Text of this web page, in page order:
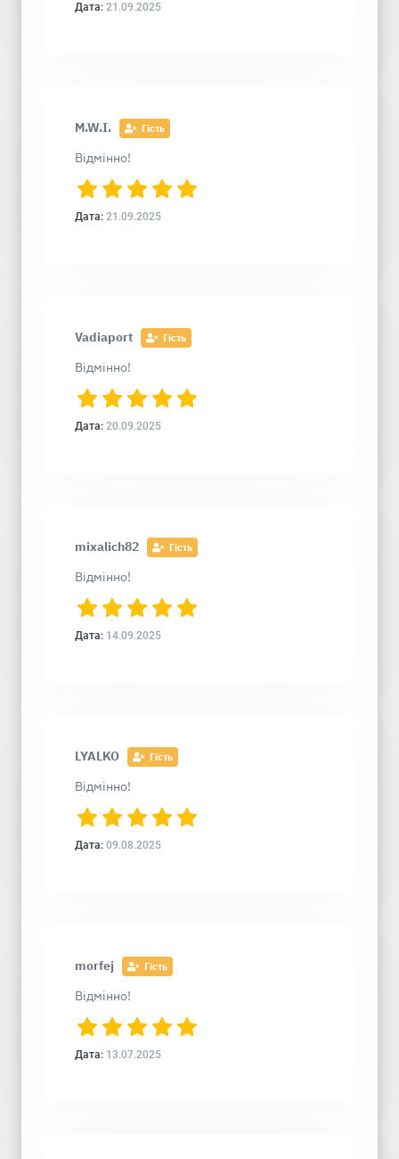
Дата: 21.09.2025
M.W.I. Гість
Відмінно!
Дата: 21.09.2025
Vadiaport Гість
Відмінно!
Дата: 20.09.2025
mixalich82 Гість
Відмінно!
Дата: 14.09.2025
LYALKO Гість
Відмінно!
Дата: 09.08.2025
morfej Гість
Відмінно!
Дата: 13.07.2025